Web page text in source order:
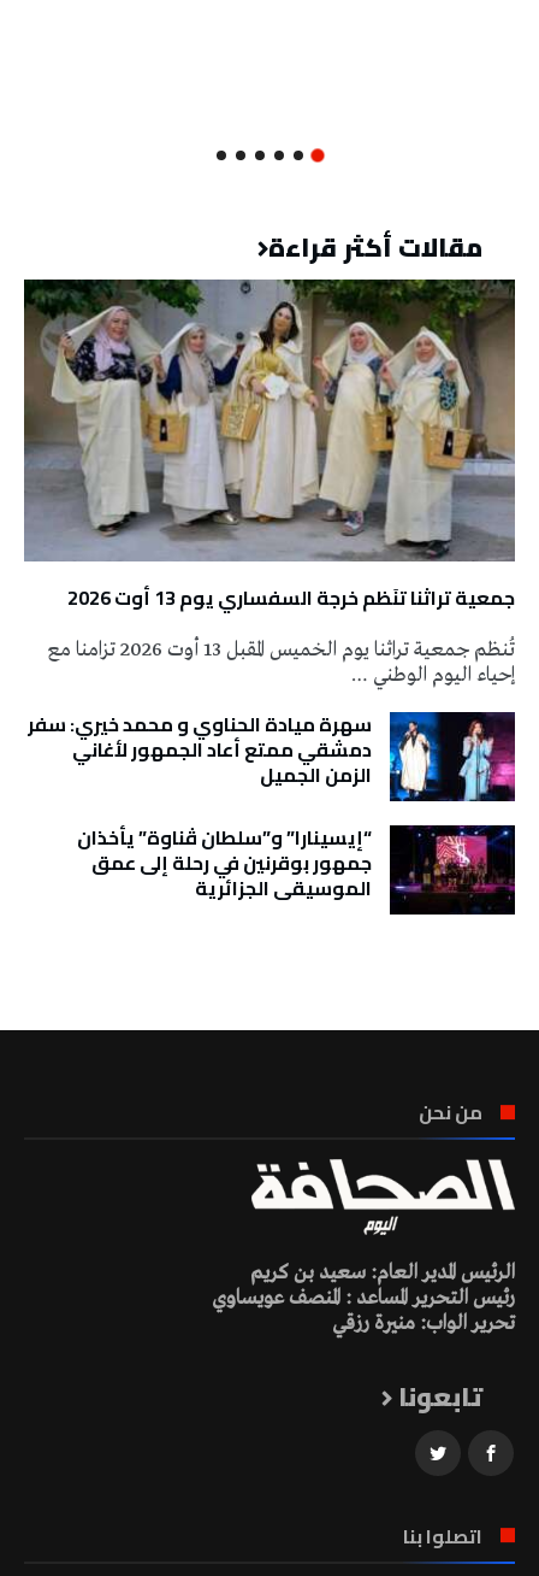
مقالات أكثر قراءة
جمعية تراثنا تنَظم خرجة السفساري يوم 13 أوت 2026
تُنظم جمعية تراثنا يوم الخميس المقبل 13 أوت 2026 تزامنا مع
إحياء اليوم الوطني …
سهرة ميادة الحناوي و محمد خيري: سفر
دمشقي ممتع أعاد الجمهور لأغاني
الزمن الجميل
“إيسينارا” و”سلطان ڤناوة” يأخذان
جمهور بوقرنين في رحلة إلى عمق
الموسيقى الجزائرية
من نحن
الرئيس المدير العام: سعيد بن كريم
رئيس التحرير المساعد : المنصف عويساوي
تحرير الواب: منيرة رزقي
تابعونا
اتصلوا بنا